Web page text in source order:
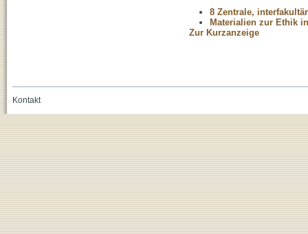
8 Zentrale,
Materialien zur Ethik
Zur Kurzanzeige
Kontakt